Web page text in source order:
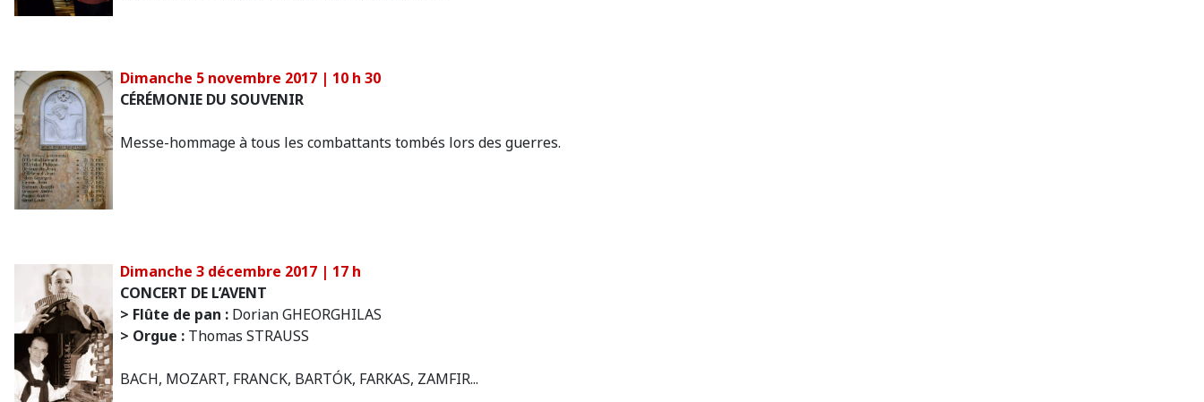
Dimanche 5 novembre 2017 | 10 h 30
CÉRÉMONIE DU SOUVENIR
Messe-hommage à tous les combattants tombés lors des guerres.
Dimanche 3 décembre 2017 | 17 h
CONCERT DE L’AVENT
> Flûte de pan : Dorian GHEORGHILAS
> Orgue : Thomas STRAUSS
BACH, MOZART, FRANCK, BARTÓK, FARKAS, ZAMFIR...